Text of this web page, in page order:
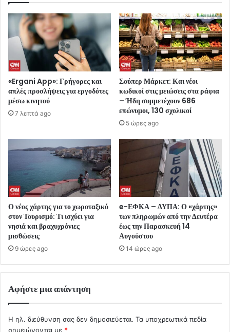
«Ergani App»: Γρήγορες και
απλές προσλήψεις για εργοδότες
μέσω κινητού
7 λεπτά ago
Σούπερ Μάρκετ: Και νέοι
κωδικοί στις μειώσεις στα ράφια
– Ήδη συμμετέχουν 686
επώνυμοι, 130 σχολικοί
5 ώρες ago
Ο νέος χάρτης για το χωροταξικό
στον Τουρισμό: Τι ισχύει για
νησιά και βραχυχρόνιες
μισθώσεις
9 ώρες ago
e-ΕΦΚΑ – ΔΥΠΑ: Ο «χάρτης»
των πληρωμών από την Δευτέρα
έως την Παρασκευή 14
Αυγούστου
14 ώρες ago
Αφήστε μια απάντηση
Η ηλ. διεύθυνση σας δεν δημοσιεύεται. Τα υποχρεωτικά πεδία
σημειώνονται με *